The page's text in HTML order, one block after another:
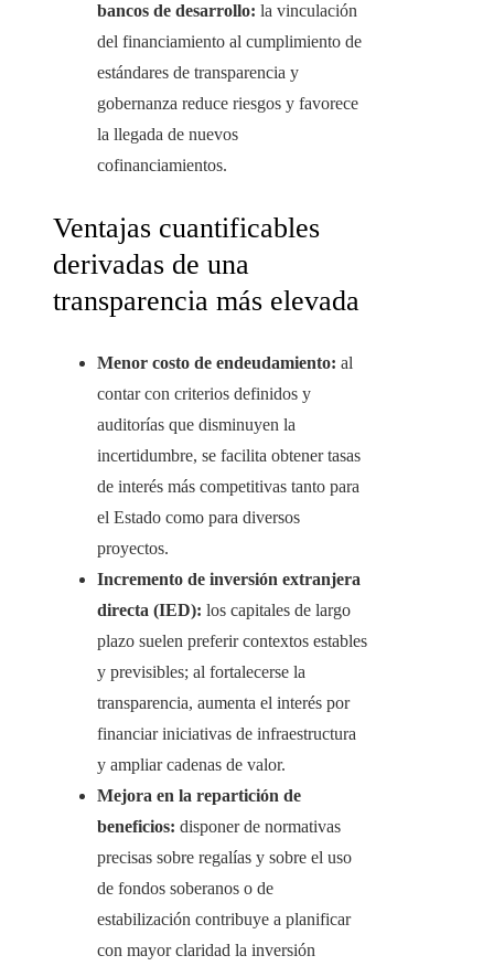
bancos de desarrollo: la vinculación
del financiamiento al cumplimiento de
estándares de transparencia y
gobernanza reduce riesgos y favorece
la llegada de nuevos
cofinanciamientos.
Ventajas cuantificables
derivadas de una
transparencia más elevada
Menor costo de endeudamiento: al
contar con criterios definidos y
auditorías que disminuyen la
incertidumbre, se facilita obtener tasas
de interés más competitivas tanto para
el Estado como para diversos
proyectos.
Incremento de inversión extranjera
directa (IED): los capitales de largo
plazo suelen preferir contextos estables
y previsibles; al fortalecerse la
transparencia, aumenta el interés por
financiar iniciativas de infraestructura
y ampliar cadenas de valor.
Mejora en la repartición de
beneficios: disponer de normativas
precisas sobre regalías y sobre el uso
de fondos soberanos o de
estabilización contribuye a planificar
con mayor claridad la inversión